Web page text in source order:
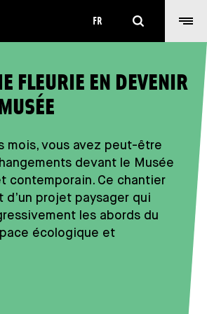
Rechercher
FR
FLEURIE EN DEVENIR
mois, vous avez peut-être
devant le Musée
contemporain. Ce chantier
d’un projet paysager qui
les abords du
écologique et